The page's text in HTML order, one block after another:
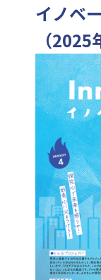
イノベ
（2025